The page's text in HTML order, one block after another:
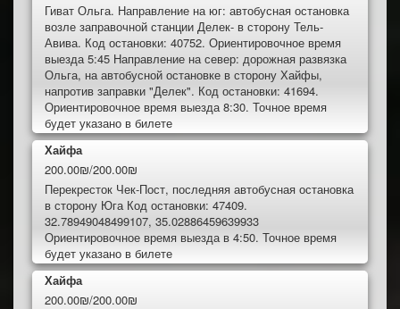
Гиват Ольга. Направление на юг: автобусная остановка
возле заправочной станции Делек- в сторону Тель-
Авива. Код остановки: 40752. Ориентировочное время
выезда 5:45 Направление на север: дорожная развязка
Ольга, на автобусной остановке в сторону Хайфы,
напротив заправки "Делек". Код остановки: 41694.
Ориентировочное время выезда 8:30. Точное время
будет указано в билете
Хайфа
200.00₪/200.00₪
Перекресток Чек-Пост, последняя автобусная остановка
в сторону Юга Код остановки: 47409.
32.78949048499107, 35.02886459639933
Ориентировочное время выезда в 4:50. Точное время
будет указано в билете
Хайфа
200.00₪/200.00₪